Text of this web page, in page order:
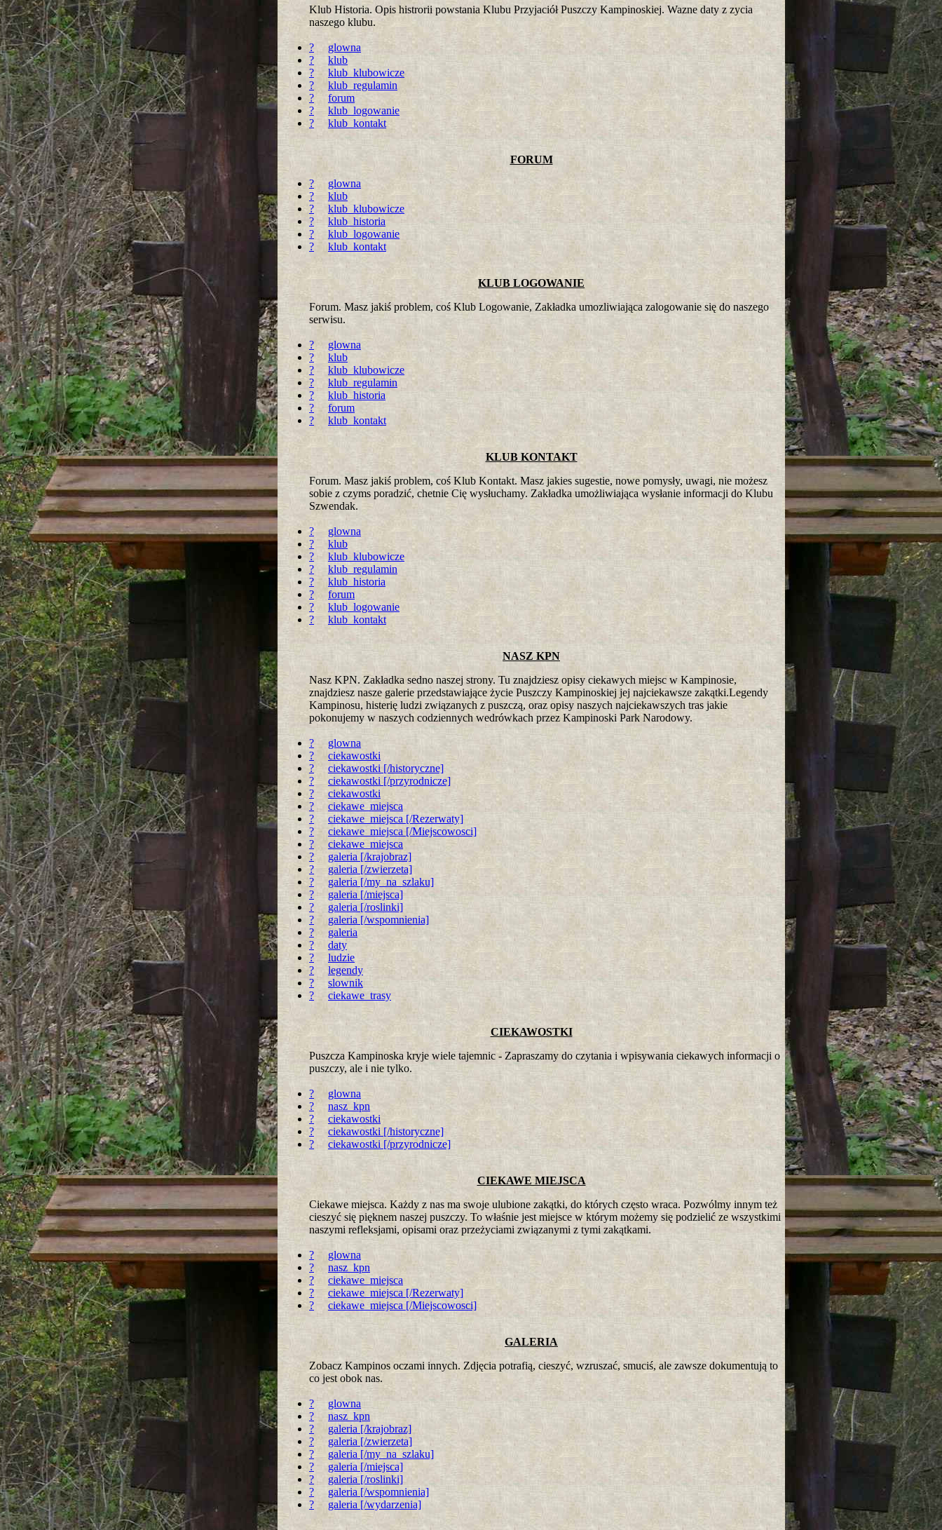
Klub Historia. Opis histrorii powstania Klubu Przyjaciół Puszczy Kampinoskiej. Wazne daty z zycia
naszego klubu.
?
glowna
?
klub
?
klub_klubowicze
?
klub_regulamin
?
forum
?
klub_logowanie
?
klub_kontakt
FORUM
?
glowna
?
klub
?
klub_klubowicze
?
klub_historia
?
klub_logowanie
?
klub_kontakt
KLUB LOGOWANIE
Forum. Masz jakiś problem, coś Klub Logowanie, Zakładka umozliwiająca zalogowanie się do naszego
serwisu.
?
glowna
?
klub
?
klub_klubowicze
?
klub_regulamin
?
klub_historia
?
forum
?
klub_kontakt
KLUB KONTAKT
Forum. Masz jakiś problem, coś Klub Kontakt. Masz jakies sugestie, nowe pomysły, uwagi, nie możesz
sobie z czyms poradzić, chetnie Cię wysłuchamy. Zakładka umożliwiająca wysłanie informacji do Klubu
Szwendak.
?
glowna
?
klub
?
klub_klubowicze
?
klub_regulamin
?
klub_historia
?
forum
?
klub_logowanie
?
klub_kontakt
NASZ KPN
Nasz KPN. Zakładka sedno naszej strony. Tu znajdziesz opisy ciekawych miejsc w Kampinosie,
znajdziesz nasze galerie przedstawiające życie Puszczy Kampinoskiej jej najciekawsze zakątki.Legendy
Kampinosu, histerię ludzi związanych z puszczą, oraz opisy naszych najciekawszych tras jakie
pokonujemy w naszych codziennych wedrówkach przez Kampinoski Park Narodowy.
?
glowna
?
ciekawostki
?
ciekawostki [/historyczne]
?
ciekawostki [/przyrodnicze]
?
ciekawostki
?
ciekawe_miejsca
?
ciekawe_miejsca [/Rezerwaty]
?
ciekawe_miejsca [/Miejscowosci]
?
ciekawe_miejsca
?
galeria [/krajobraz]
?
galeria [/zwierzeta]
?
galeria [/my_na_szlaku]
?
galeria [/miejsca]
?
galeria [/roslinki]
?
galeria [/wspomnienia]
?
galeria
?
daty
?
ludzie
?
legendy
?
slownik
?
ciekawe_trasy
CIEKAWOSTKI
Puszcza Kampinoska kryje wiele tajemnic - Zapraszamy do czytania i wpisywania ciekawych informacji o
puszczy, ale i nie tylko.
?
glowna
?
nasz_kpn
?
ciekawostki
?
ciekawostki [/historyczne]
?
ciekawostki [/przyrodnicze]
CIEKAWE MIEJSCA
Ciekawe miejsca. Każdy z nas ma swoje ulubione zakątki, do których często wraca. Pozwólmy innym też
cieszyć się pięknem naszej puszczy. To właśnie jest miejsce w którym możemy się podzielić ze wszystkimi
naszymi refleksjami, opisami oraz przeżyciami związanymi z tymi zakątkami.
?
glowna
?
nasz_kpn
?
ciekawe_miejsca
?
ciekawe_miejsca [/Rezerwaty]
?
ciekawe_miejsca [/Miejscowosci]
GALERIA
Zobacz Kampinos oczami innych. Zdjęcia potrafią, cieszyć, wzruszać, smuciś, ale zawsze dokumentują to
co jest obok nas.
?
glowna
?
nasz_kpn
?
galeria [/krajobraz]
?
galeria [/zwierzeta]
?
galeria [/my_na_szlaku]
?
galeria [/miejsca]
?
galeria [/roslinki]
?
galeria [/wspomnienia]
?
galeria [/wydarzenia]